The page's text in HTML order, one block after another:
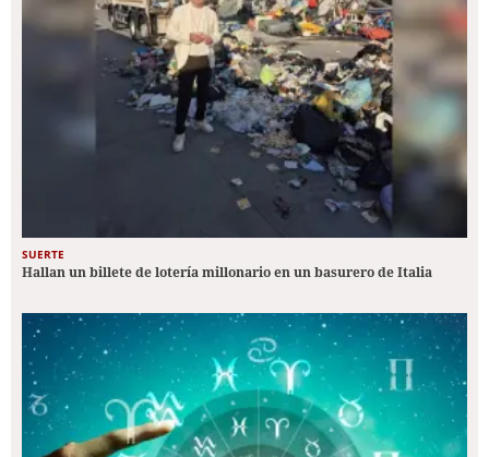
SUERTE
Hallan un billete de lotería millonario en un basurero de Italia